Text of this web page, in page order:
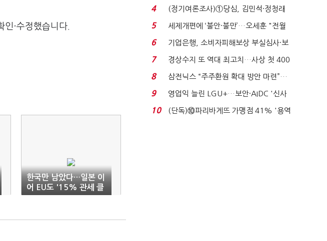
·수정했습니다.
한국만 남았다…일본 이
어 EU도 '15% 관세 클
럽'
생법 위반 반복...
4
(정기여론조사)①당심, 김민석·정청래
'초접전'…대통령 ...
5
세제개편에 ‘불안·불만’…오세훈 "전월
세 구하기 더 ...
6
기업은행, 소비자피해보상 부실심사·보
이스피싱 공시 ...
7
경상수지 또 역대 최고치…사상 첫 400
억달러에 '3% 성...
8
삼전닉스 “주주환원 확대 방안 마련”…
로이터에 성명...
9
영업익 늘린 LGU+…보안·AIDC '신사
업 드라이브'...
10
(단독)⑩파리바게뜨 가맹점 41% '용역